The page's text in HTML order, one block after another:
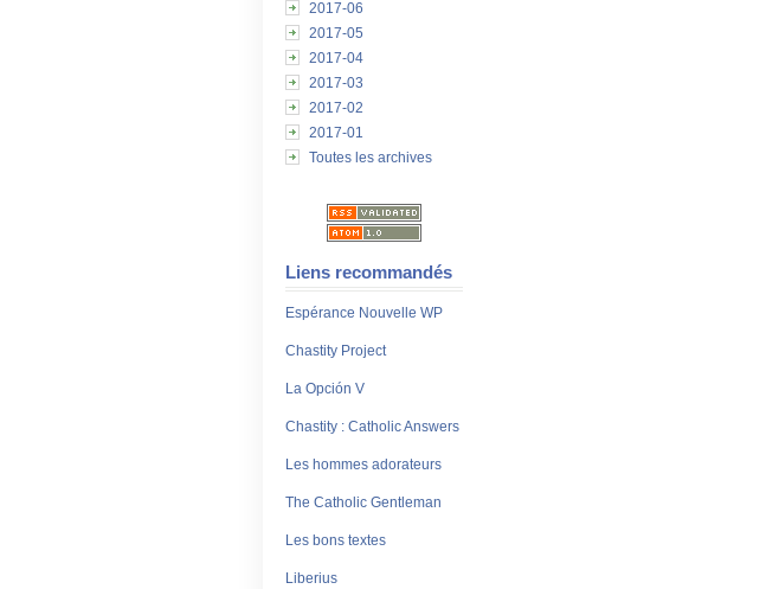
2017-06
2017-05
2017-04
2017-03
2017-02
2017-01
Toutes les archives
Liens recommandés
Espérance Nouvelle WP
Chastity Project
La Opción V
Chastity : Catholic Answers
Les hommes adorateurs
The Catholic Gentleman
Les bons textes
Liberius